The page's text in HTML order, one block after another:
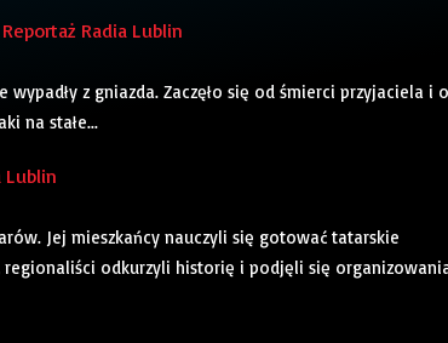
Radia Lublin
z gniazda. Zaczęło się od śmierci przyjaciela i
na stałe...
Lublin
Jej mieszkańcy nauczyli się gotować tatarskie
regionaliści odkurzyli historię i podjęli się